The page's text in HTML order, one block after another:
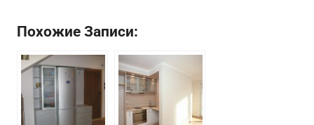
Похожие Записи: